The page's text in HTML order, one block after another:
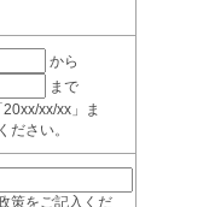
から
まで
xx/xx」ま
さい。
策をご記入くだ